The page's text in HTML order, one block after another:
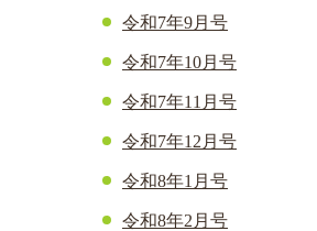
令和7年9月号
令和7年10月号
令和7年11月号
令和7年12月号
令和8年1月号
令和8年2月号